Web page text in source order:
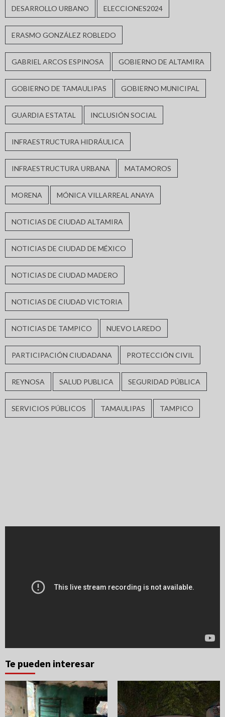
DESARROLLO URBANO ELECCIONES2024
ERASMO GONZÁLEZ ROBLEDO
GABRIEL ARCOS ESPINOSA GOBIERNO DE ALTAMIRA
GOBIERNO DE TAMAULIPAS GOBIERNO MUNICIPAL
GUARDIA ESTATAL INCLUSIÓN SOCIAL
INFRAESTRUCTURA HIDRÁULICA
INFRAESTRUCTURA URBANA MATAMOROS
MORENA MÓNICA VILLARREAL ANAYA
NOTICIAS DE CIUDAD ALTAMIRA
NOTICIAS DE CIUDAD DE MÉXICO
NOTICIAS DE CIUDAD MADERO
NOTICIAS DE CIUDAD VICTORIA
NOTICIAS DE TAMPICO NUEVO LAREDO
PARTICIPACIÓN CIUDADANA PROTECCIÓN CIVIL
REYNOSA SALUD PUBLICA SEGURIDAD PÚBLICA
SERVICIOS PÚBLICOS TAMAULIPAS TAMPICO
Te pueden interesar